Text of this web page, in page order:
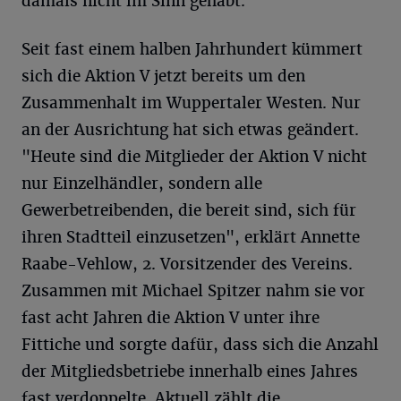
Seit fast einem halben Jahrhundert kümmert
sich die Aktion V jetzt bereits um den
Zusammenhalt im Wuppertaler Westen. Nur
an der Ausrichtung hat sich etwas geändert.
"Heute sind die Mitglieder der Aktion V nicht
nur Einzelhändler, sondern alle
Gewerbetreibenden, die bereit sind, sich für
ihren Stadtteil einzusetzen", erklärt Annette
Raabe-Vehlow, 2. Vorsitzender des Vereins.
Zusammen mit Michael Spitzer nahm sie vor
fast acht Jahren die Aktion V unter ihre
Fittiche und sorgte dafür, dass sich die Anzahl
der Mitgliedsbetriebe innerhalb eines Jahres